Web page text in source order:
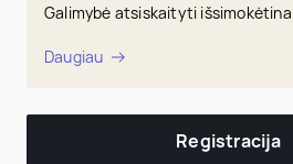
Galimybė atsiskaityti
Daugiau
Registracija